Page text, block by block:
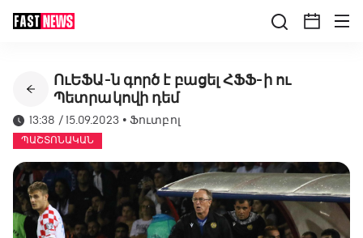
ՈւԵՖԱ-ն գործ է բացել ՀՖՖ-ի ու
Պետրակովի դեմ
13:38 / 15.09.2023 •Ֆուտբոլ
ՊԱՇՏՈՆԱԿԱՆ